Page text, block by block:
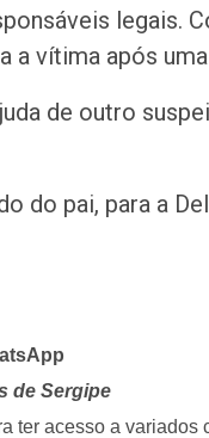
legais.
vítima após
de outro
do pai, para a
de Sergipe
ter acesso a variados